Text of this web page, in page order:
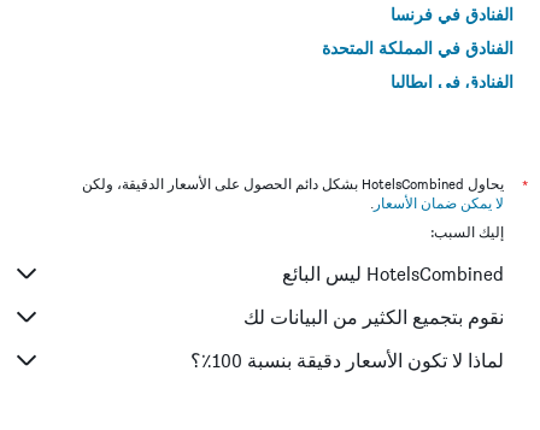
الفنادق في فرنسا
الفنادق في المملكة المتحدة
الفنادق في إيطاليا
*
يحاول HotelsCombined بشكل دائم الحصول على الأسعار الدقيقة، ولكن
لا يمكن ضمان الأسعار .
إليك السبب:
HotelsCombined ليس البائع
نقوم بتجميع الكثير من البيانات لك
لماذا لا تكون الأسعار دقيقة بنسبة 100٪؟